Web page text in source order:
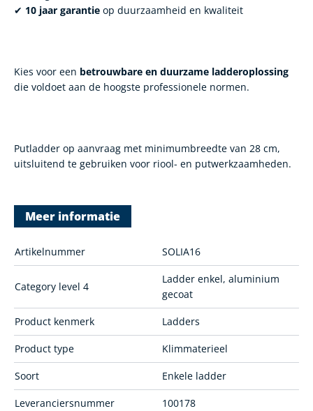
✔ 10 jaar garantie op duurzaamheid en kwaliteit
Kies voor een betrouwbare en duurzame ladderoplossing
die voldoet aan de hoogste professionele normen.
Putladder op aanvraag met minimumbreedte van 28 cm,
uitsluitend te gebruiken voor riool- en putwerkzaamheden.
Meer informatie
Artikelnummer SOLIA16
Category level 4
Ladder enkel, aluminium
gecoat
Product kenmerk Ladders
Product type Klimmaterieel
Soort Enkele ladder
Leveranciersnummer 100178